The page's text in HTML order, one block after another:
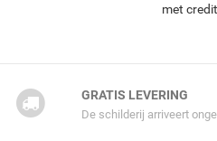
met
GRATIS LEVERING
De schilderij arriveert